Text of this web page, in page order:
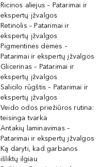
Ricinos aliejus – Patarimai ir
ekspertų įžvalgos
Retinolis – Patarimai ir
ekspertų įžvalgos
Pigmentinės dėmės –
Patarimai ir ekspertų įžvalgos
Glicerinas – Patarimai ir
ekspertų įžvalgos
Salicilo rūgštis – Patarimai ir
ekspertų įžvalgos
Veido odos priežiūros rutina:
teisinga tvarka
Antakių laminavimas –
Patarimai ir ekspertų įžvalgos
Ką daryti, kad garbanos
išliktų ilgiau